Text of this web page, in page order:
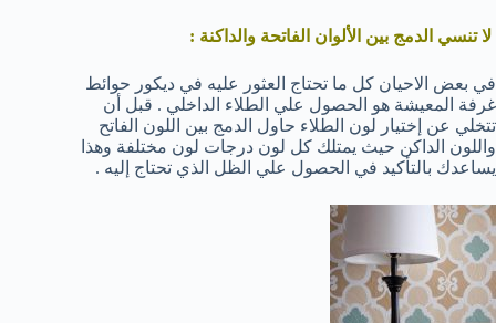
لا تنسي الدمج بين الألوان الفاتحة والداكنة :
في بعض الاحيان كل ما تحتاج العثور عليه في ديكور حوائط
غرفة المعيشة هو الحصول علي الطلاء الداخلي . قبل أن
تتخلي عن إختيار لون الطلاء حاول الدمج بين اللون الفاتح
واللون الداكن حيث يمتلك كل لون درجات لون مختلفة وهذا
يساعدك بالتأكيد في الحصول علي الظل الذي تحتاج إليه .